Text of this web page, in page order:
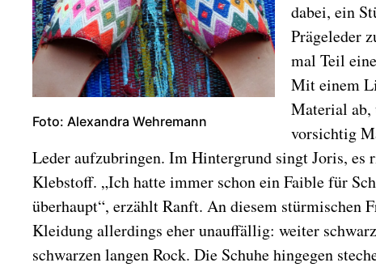
Foto: Alexandra Wehremann
dabei, ein
Prägeleder
mal Teil
Mit einem
Material
vorsichtig
Leder aufzubringen. Im Hintergrund singt Joris, es
Klebstoff. „Ich hatte immer schon ein Faible für
überhaupt“, erzählt Ranft. An diesem stürmischen
Kleidung allerdings eher unauffällig: weiter
schwarzen langen Rock. Die Schuhe hingegen